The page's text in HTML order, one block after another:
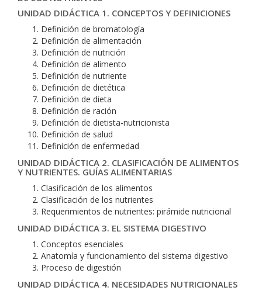
UNIDAD DIDÁCTICA 1. CONCEPTOS Y DEFINICIONES
Definición de bromatología
Definición de alimentación
Definición de nutrición
Definición de alimento
Definición de nutriente
Definición de dietética
Definición de dieta
Definición de ración
Definición de dietista-nutricionista
Definición de salud
Definición de enfermedad
UNIDAD DIDÁCTICA 2. CLASIFICACIÓN DE ALIMENTOS
Y NUTRIENTES. GUÍAS ALIMENTARIAS
Clasificación de los alimentos
Clasificación de los nutrientes
Requerimientos de nutrientes: pirámide nutricional
UNIDAD DIDÁCTICA 3. EL SISTEMA DIGESTIVO
Conceptos esenciales
Anatomía y funcionamiento del sistema digestivo
Proceso de digestión
UNIDAD DIDÁCTICA 4. NECESIDADES NUTRICIONALES